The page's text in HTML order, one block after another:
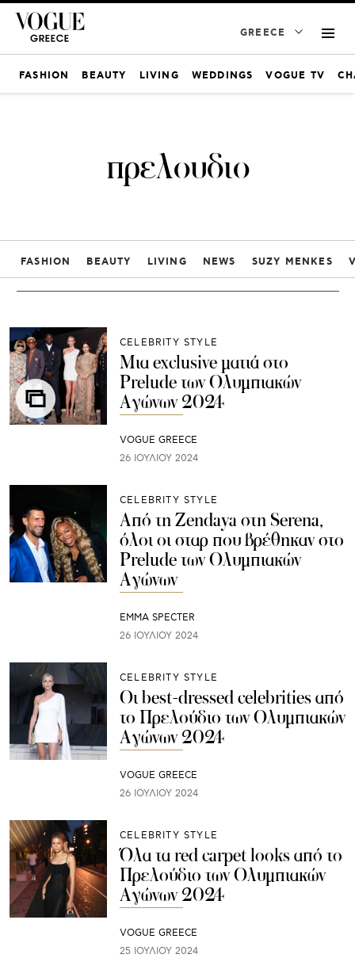
GREECE
FASHION BEAUTY LIVING WEDDINGS VOGUE TV
πρελουδιο
FASHION BEAUTY LIVING NEWS SUZY MENKES
CELEBRITY STYLE
Μια exclusive ματιά στο
Prelude των Ολυμπιακών
Αγώνων 2024
VOGUE GREECE
26 ΙΟΥΛΊΟΥ 2024
CELEBRITY STYLE
Από τη Zendaya στη Serena,
όλοι οι σταρ που βρέθηκαν στο
Prelude των Ολυμπιακών
Αγώνων
EMMA SPECTER
26 ΙΟΥΛΊΟΥ 2024
CELEBRITY STYLE
Οι best-dressed celebrities από
το Πρελούδιο των Ολυμπιακών
Αγώνων 2024
VOGUE GREECE
26 ΙΟΥΛΊΟΥ 2024
CELEBRITY STYLE
Όλα τα red carpet looks από το
Πρελούδιο των Ολυμπιακών
Αγώνων 2024
VOGUE GREECE
25 ΙΟΥΛΊΟΥ 2024